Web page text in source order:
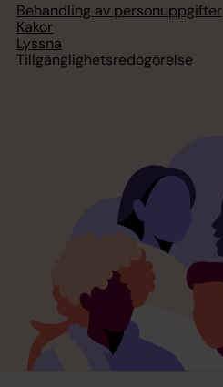
Behandling av personuppgifter
Kakor
Lyssna
Tillgänglighetsredogörelse